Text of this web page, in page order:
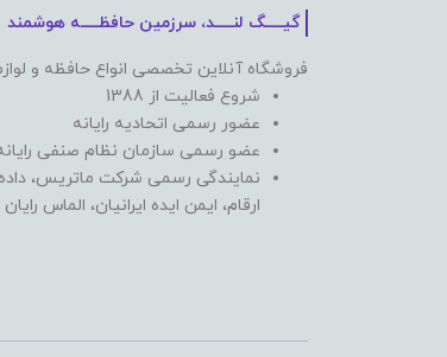
گیـــــگ لنـــــد، سرزمین حافظـــــه هوشمند
فروشگاه آنلاین تخصصی انواع حافظه و
شروع فعالیت از 1388
عضور رسمی اتحادیه رایانه
عضو رسمی سازمان نظام صنفی
نمایندگی رسمی شرکت ماتریس، داده
ارقام، ایمن ایده ایرانیان، الماس